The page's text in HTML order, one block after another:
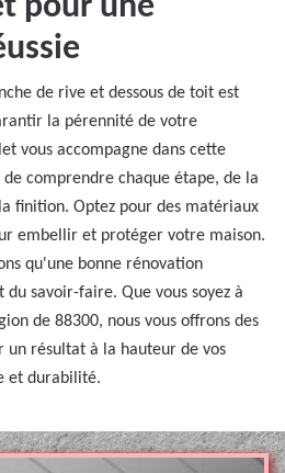
pour une
de rive et dessous de toit est
la pérennité de votre
vous accompagne dans cette
comprendre chaque étape, de la
finition. Optez pour des matériaux
embellir et protéger votre maison.
qu'une bonne rénovation
savoir-faire. Que vous soyez à
de 88300, nous vous offrons des
un résultat à la hauteur de vos
et durabilité.